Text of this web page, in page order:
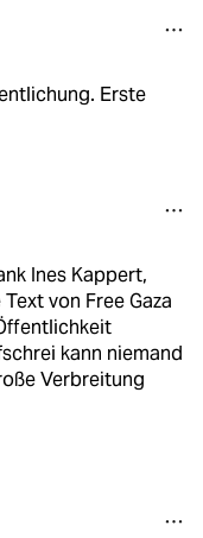
Erste
Ines Kappert,
von Free Gaza
kann niemand
Verbreitung